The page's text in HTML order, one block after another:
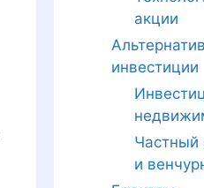
акции
инвестиции
Частный
и